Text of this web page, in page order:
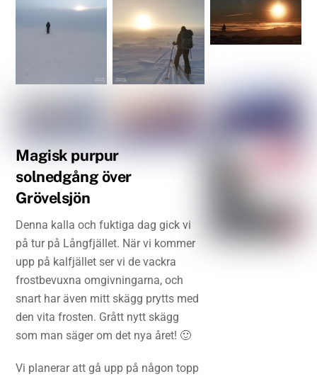
Magisk purpur
solnedgång över
Grövelsjön
Denna kalla och fuktiga dag gick vi
på tur på Långfjället. När vi kommer
upp på kalfjället ser vi de vackra
frostbevuxna omgivningarna, och
snart har även mitt skägg prytts med
den vita frosten. Grått nytt skägg
som man säger om det nya året! 🙂
Vi planerar att gå upp på någon topp